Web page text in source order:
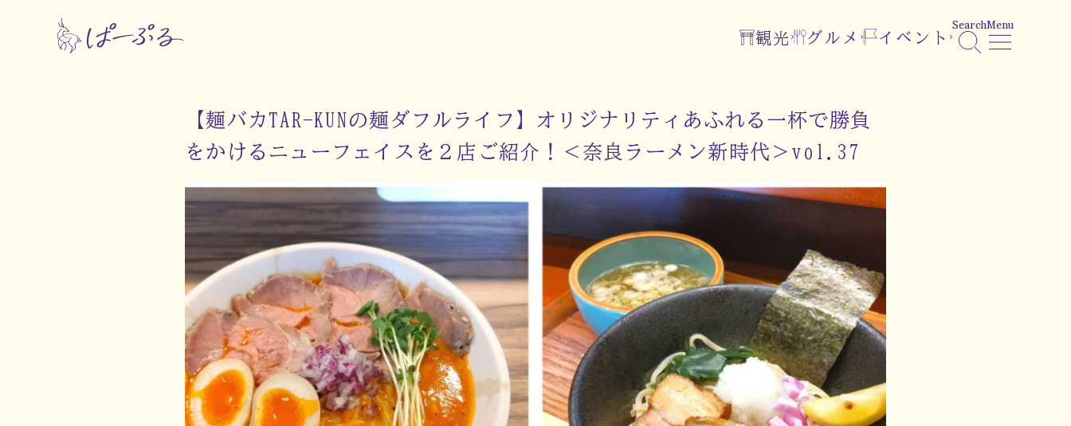
観光 グルメ イベント
SearchMenu
【麺バカTAR-KUNの麺ダフルライフ】オリジナリティあふれる一杯で勝負
をかけるニューフェイスを２店ご紹介！＜奈良ラーメン新時代＞vol.37